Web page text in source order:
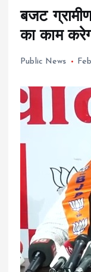
बजट
का काम
Public News